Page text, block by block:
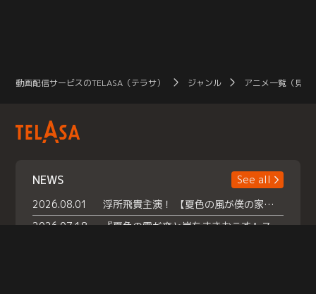
動画配信サービスのTELASA（テラサ） ジャンル アニメ一覧（見放
NEWS
See all
2026.08.01
浮所飛貴主演！ 【夏色の風が僕の家にやってきた】 本日よりテラサで独占配信スタート！
2026.07.18
『夏色の雲が恋と嵐をまきおこす』スペシャルメイキング 【Part1】2026年７月18日（土）23時30分～配信スタート！話題のシーンの裏側を大公開！豪華キャスト大集合！ 『武宮家 真夏の家族会議』開催！